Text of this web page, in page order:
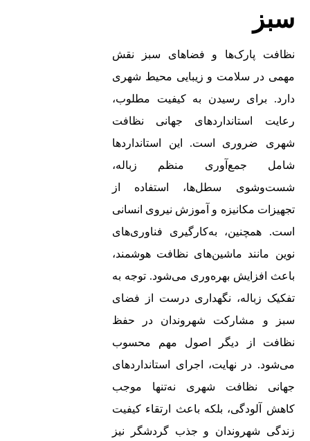
سبز
نظافت پارک‌ها و فضاهای سبز نقش
مهمی در سلامت و زیبایی محیط شهری
دارد. برای رسیدن به کیفیت مطلوب،
رعایت استانداردهای جهانی نظافت
شهری ضروری است. این استانداردها
شامل جمع‌آوری منظم زباله،
شست‌وشوی سطل‌ها، استفاده از
تجهیزات مکانیزه و آموزش نیروی انسانی
است. همچنین، به‌کارگیری فناوری‌های
نوین مانند ماشین‌های نظافت هوشمند،
باعث افزایش بهره‌وری می‌شود. توجه به
تفکیک زباله، نگهداری درست از فضای
سبز و مشارکت شهروندان در حفظ
نظافت از دیگر اصول مهم محسوب
می‌شود. در نهایت، اجرای استانداردهای
جهانی نظافت شهری نه‌تنها موجب
کاهش آلودگی، بلکه باعث ارتقاء کیفیت
زندگی شهروندان و جذب گردشگر نیز